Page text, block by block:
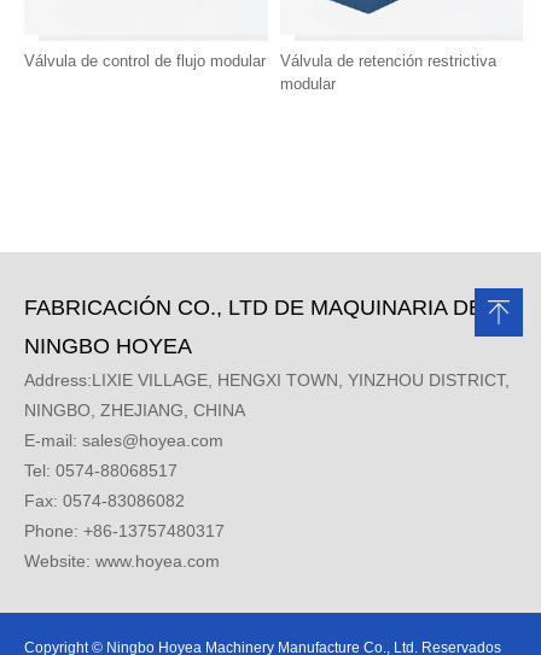
Válvula de control de flujo modular
Válvula de retención restrictiva
modular
FABRICACIÓN CO., LTD DE MAQUINARIA DE
NINGBO HOYEA
Address:LIXIE VILLAGE, HENGXI TOWN, YINZHOU DISTRICT,
NINGBO, ZHEJIANG, CHINA
E-mail: sales@hoyea.com
Tel: 0574-88068517
Fax: 0574-83086082
Phone: +86-13757480317
Website: www.hoyea.com
Copyright © Ningbo Hoyea Machinery Manufacture Co., Ltd. Reservados